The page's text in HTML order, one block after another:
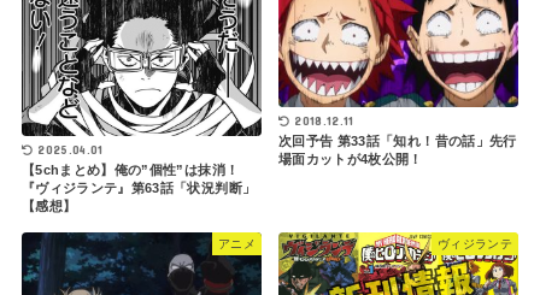
2025.04.01
【5chまとめ】俺の”個性”は抹消！
『ヴィジランテ』第63話「状況判断」
【感想】
2018.12.11
次回予告 第33話「知れ！昔の話」先行
場面カットが4枚公開！
アニメ ヴィジランテ